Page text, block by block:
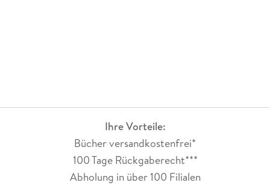
Ihre Vorteile:
Bücher versandkostenfrei*
100 Tage Rückgaberecht***
Abholung in über 100 Filialen